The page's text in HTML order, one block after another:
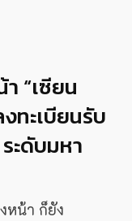
“เซียน
ทะเบียนรับ
ะดับมหา
หน้า ก็ยัง